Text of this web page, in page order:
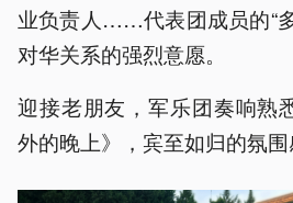
业负责人……代表团成员的“
对华关系的强烈意愿。
迎接老朋友，军乐团奏响熟
外的晚上》，宾至如归的氛围